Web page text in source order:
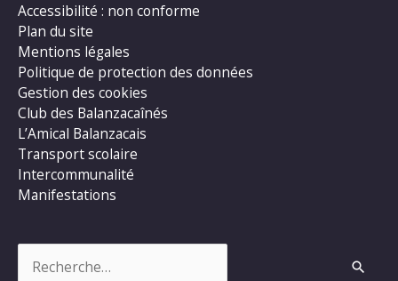
Accessibilité : non conforme
Plan du site
Mentions légales
Politique de protection des données
Gestion des cookies
Club des Balanzacaînés
L’Amical Balanzacais
Transport scolaire
Intercommunalité
Manifestations